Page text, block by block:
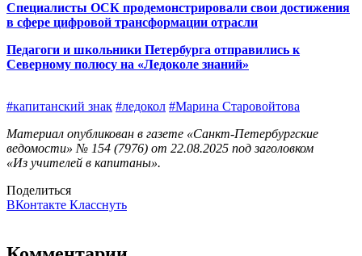
Специалисты ОСК продемонстрировали свои достижения
в сфере цифровой трансформации отрасли
Педагоги и школьники Петербурга отправились к
Северному полюсу на «Ледоколе знаний»
#капитанский знак #ледокол #Марина Старовойтова
Материал опубликован в газете «Санкт-Петербургские
ведомости» № 154 (7976) от 22.08.2025 под заголовком
«Из учителей в капитаны».
Поделиться
ВКонтакте Класснуть